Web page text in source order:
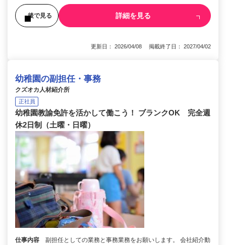
後で見る 詳細を見る
更新日： 2026/04/08 掲載終了日： 2027/04/02
幼稚園の副担任・事務
クズオカ人材紹介所
正社員
幼稚園教諭免許を活かして働こう！ ブランクOK 完全週
休2日制（土曜・日曜）
仕事内容
副担任としての業務と事務業務をお願いします。 会社紹介動